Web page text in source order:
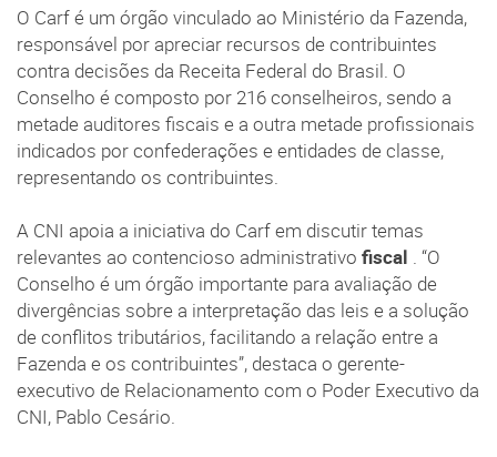
O Carf é um órgão vinculado ao Ministério da Fazenda,
responsável por apreciar recursos de contribuintes
contra decisões da Receita Federal do Brasil. O
Conselho é composto por 216 conselheiros, sendo a
metade auditores fiscais e a outra metade profissionais
indicados por confederações e entidades de classe,
representando os contribuintes.
A CNI apoia a iniciativa do Carf em discutir temas
relevantes ao contencioso administrativo fiscal . “O
Conselho é um órgão importante para avaliação de
divergências sobre a interpretação das leis e a solução
de conflitos tributários, facilitando a relação entre a
Fazenda e os contribuintes”, destaca o gerente-
executivo de Relacionamento com o Poder Executivo da
CNI, Pablo Cesário.